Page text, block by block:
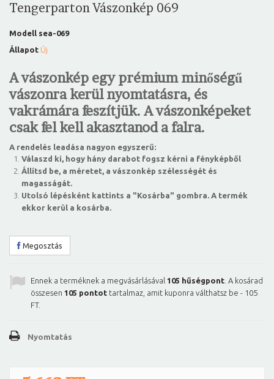
Tengerparton Vászonkép 069
Modell sea-069
Állapot Új
A vászonkép egy prémium minőségű
vászonra kerül nyomtatásra, és
vakrámára feszítjük. A vászonképeket
csak fel kell akasztanod a falra.
A rendelés leadása nagyon egyszerű:
Válaszd ki, hogy hány darabot fogsz kérni a fényképből
Állítsd be, a méretet, a vászonkép szélességét és
magasságát.
Utolsó lépésként kattints a "Kosárba" gombra. A termék
ekkor kerül a kosárba.
Megosztás
Ennek a terméknek a megvásárlásával 105 hűségpont . A kosárad
összesen 105 pontot tartalmaz, amit kuponra válthatsz be - 105
FT.
Nyomtatás